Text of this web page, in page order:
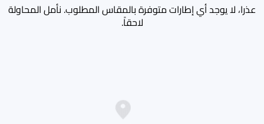
عذرا، لا يوجد أي إطارات متوفرة بالمقاس المطلوب. نأمل المحاولة
لاحقاً.